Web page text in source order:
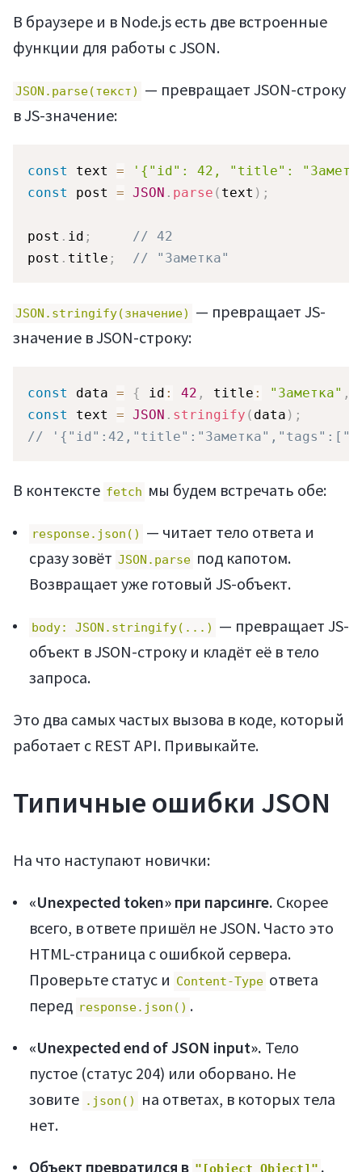
Мануалы
В браузере и в Node.js есть две встроенные
функции для работы с JSON.
JSON.parse(текст)
— превращает JSON-строку
в JS-значение:
const text =
'{"id": 42, "title":
const
post = JSON . parse ( text ) ;
post . id ;
// 42
post . title ; // "Заметка"
JSON.stringify(значение)
— превращает JS-
значение в JSON-строку:
const data = { id : 42 , title : "Заметка" ,
const
text = JSON . stringify ( data ) ;
//
В контексте fetch мы будем встречать обе:
response.json()
— читает тело ответа и
сразу зовёт JSON.parse под капотом.
Возвращает уже готовый JS-объект.
body: JSON.stringify(...)
— превращает JS-
объект в JSON-строку и кладёт её в тело
запроса.
Это два самых частых вызова в коде, который
работает с REST API. Привыкайте.
Типичные ошибки JSON
На что наступают новички:
«Unexpected token» при парсинге. Скорее
всего, в ответе пришёл не JSON. Часто это
HTML-страница с ошибкой сервера.
Проверьте статус и Content-Type ответа
перед response.json() .
«Unexpected end of JSON input». Тело
пустое (статус 204) или оборвано. Не
зовите .json()
на ответах, в которых тела
нет.
Объект превратился в "[object Object]" .